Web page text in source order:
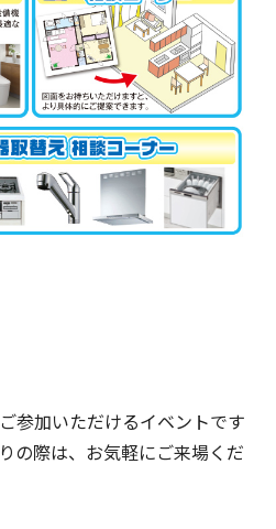
参加いただけるイベントです
の際は、お気軽にご来場くだ